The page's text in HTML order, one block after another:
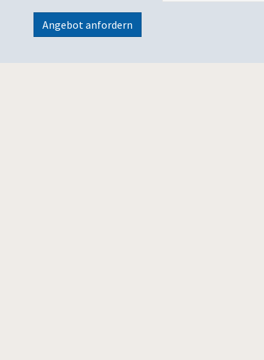
Angebot anfordern